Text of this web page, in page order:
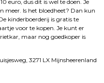
euro, dus dit is wel te doen. Je
meer. Is het bloedheet? Dan kun
kinderboerderij is gratis te
voor te kopen. Je kunt er
maar nog goedkoper is
3271 LX Mijnsheerenland